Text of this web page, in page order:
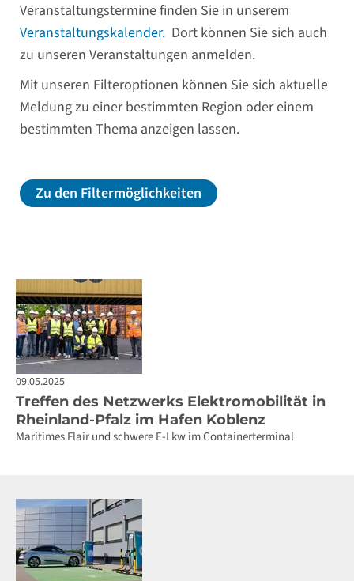
Veranstaltungstermine finden Sie in unserem
Veranstaltungskalender. Dort können Sie sich auch
zu unseren Veranstaltungen anmelden.
Mit unseren Filteroptionen können Sie sich aktuelle
Meldung zu einer bestimmten Region oder einem
bestimmten Thema anzeigen lassen.
Zu den Filtermöglichkeiten
09.05.2025
Treffen des Netzwerks Elektromobilität in
Rheinland-Pfalz im Hafen Koblenz
Maritimes Flair und schwere E-Lkw im Containerterminal